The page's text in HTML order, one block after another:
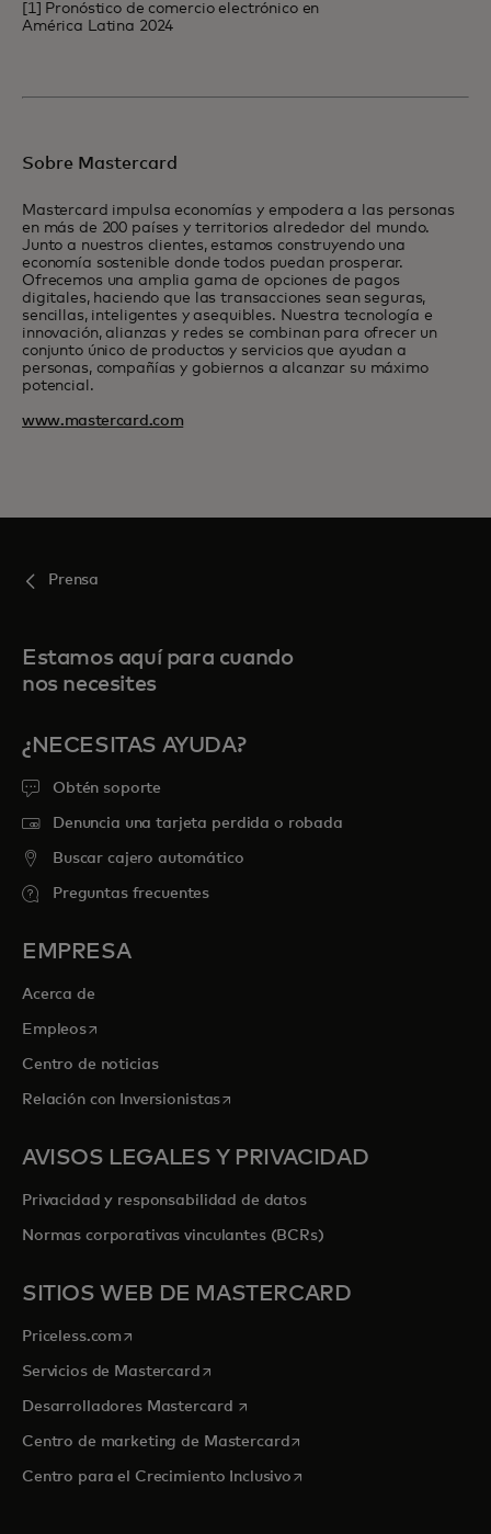
[1] Pronóstico de comercio electrónico en
América Latina 2024
Sobre Mastercard
Mastercard impulsa economías y empodera a las personas
en más de 200 países y territorios alrededor del mundo.
Junto a nuestros clientes, estamos construyendo una
economía sostenible donde todos puedan prosperar.
Ofrecemos una amplia gama de opciones de pagos
digitales, haciendo que las transacciones sean seguras,
sencillas, inteligentes y asequibles. Nuestra tecnología e
innovación, alianzas y redes se combinan para ofrecer un
conjunto único de productos y servicios que ayudan a
personas, compañías y gobiernos a alcanzar su máximo
potencial.
www.mastercard.com
Prensa
Estamos aquí para cuando
nos necesites
¿NECESITAS AYUDA?
Obtén soporte
Denuncia una tarjeta perdida o robada
Buscar cajero automático
Preguntas frecuentes
EMPRESA
Acerca de
Empleosse abre en una pestaña nueva
Centro de noticias
Relación con Inversionistasse abre en una pestaña nueva
AVISOS LEGALES Y PRIVACIDAD
Privacidad y responsabilidad de datos
Normas corporativas vinculantes (BCRs)
SITIOS WEB DE MASTERCARD
Priceless.com se abre en una pestaña nueva
Servicios de Mastercardse abre en una pestaña nueva
Desarrolladores Mastercard se abre en una pestaña nueva
Centro de marketing de Mastercardse abre en una pestaña
Centro para el Crecimiento Inclusivose abre en una pestaña